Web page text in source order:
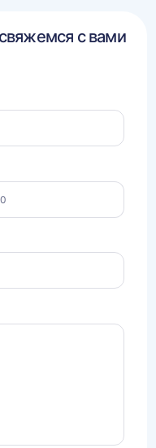
с вами